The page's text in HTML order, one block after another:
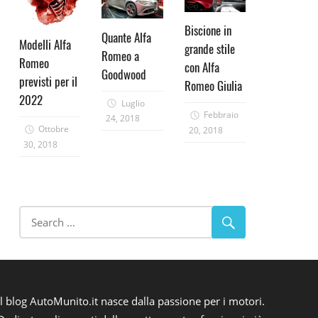
Modelli Alfa
Romeo
previsti per il
2022
Ottobre
30, 2018
Quante Alfa
Romeo a
Goodwood
Luglio
24, 2018
Biscione in
grande stile
con Alfa
Romeo Giulia
Febbraio
20, 2018
blog AutoMunito.it nasce dalla passione per i motori.